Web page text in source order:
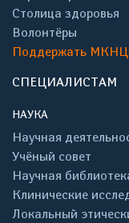
Столица здоровья
Волонтёры
Поддержать МКНЦ
СПЕЦИАЛИСТАМ
НАУКА
Научная
Учёный совет
Научная
Клинические
Локальный